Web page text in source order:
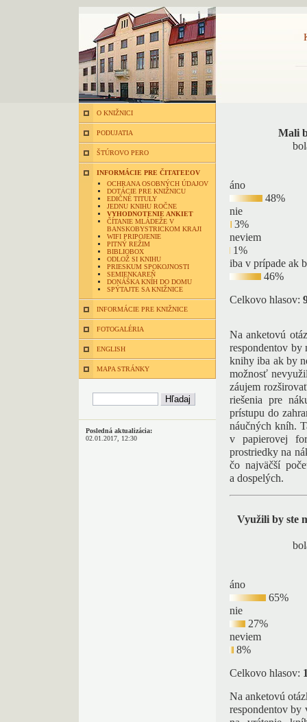
O KNIŽNICI
PODUJATIA
ŠTÚROVO PERO
INFORMÁCIE PRE ČITATEĽOV
OCHRANA OSOBNÝCH ÚDAJOV
DOTÁCIE PRE KNIŽNICU
EDIČNÉ TITULY
JEDNU KNIHU ROČNE
VYHODNOTENIE ANKIET
ČÍTANIE MLÁDEŽE V
BANSKOBYSTRICKOM KRAJI
WIFI PRIPOJENIE
PITNÝ REŽIM
BIBLIOBOX
ODLOŽ SI KNIHU
PRIESKUM SPOKOJNOSTI
SEMIENKAREŇ
DONÁŠKA KNÍH DO DOMU
SPÝTAJTE SA KNIŽNICE
INFORMÁCIE PRE KNIŽNICE
FOTOGALÉRIA
ENGLISH
MAPA STRÁNKY
Posledná aktualizácia:
02.01.2017, 12:30
Mali
áno
48%
nie
3%
neviem
1%
iba v prípade ak
46%
Celkovo hlasov:
Na anketovú
respondentov
knihy iba ak by
možnosť
záujem
riešenia pre
prístupu do
náučných kníh.
v papierovej
prostriedky na
čo najväčší
a dospelých.
Využili by ste
áno
65%
nie
27%
neviem
8%
Celkovo hlasov:
Na anketovú
respondentov